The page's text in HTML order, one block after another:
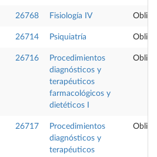
26768 Fisiología IV
26714 Psiquiatría
26716
Procedimientos
diagnósticos y
terapéuticos
farmacológicos y
dietéticos I
26717
Procedimientos
diagnósticos y
terapéuticos